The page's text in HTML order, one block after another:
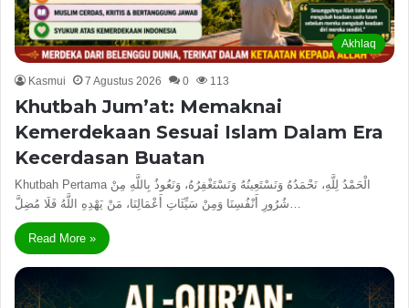
Akhlaq
Kasmui 7 Agustus 2026 0 113
Khutbah Jum’at: Memaknai
Kemerdekaan Sesuai Islam Dalam Era
Kecerdasan Buatan
Khutbah Pertama الْحَمْدُ لِلَّهِ، نَحْمَدُهُ وَنَسْتَعِينُهُ وَنَسْتَغْفِرُهُ، وَنَعُوذُ بِاللَّهِ مِنْ
Read More »